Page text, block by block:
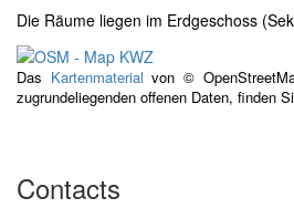
Die Räume liegen im Erdgeschoss
Das Kartenmaterial von ©
zugrundeliegenden offenen Daten, finden
Contacts